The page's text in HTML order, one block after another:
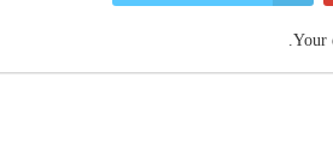
Your